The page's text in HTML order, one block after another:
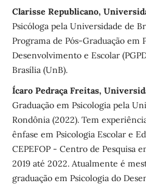
Clarisse Republicano,
Psicóloga pela Universidade de
Programa de Pós-Graduação em
Desenvolvimento e Escolar
Brasília (UnB).
Ícaro Pedraça Freitas,
Graduação em Psicologia pela
Rondônia (2022). Tem
ênfase em Psicologia Escolar e
CEPEFOP - Centro de Pesquisa
2019 até 2022. Atualmente é
graduação em Psicologia do